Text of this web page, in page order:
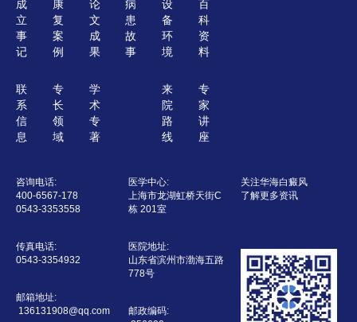
成
立
事
记
联
系
信
息
康
复
案
例
专
长
领
域
论
文
成
果
学
术
专
著
病
患
故
事
设
备
环
境
来
院
路
线
百
科
资
料
专
家
讲
座
咨询电话:
400-6567-178
0543-3353558
传真电话:
0543-3354932
邮箱地址:
136131908@qq.com
医学中心:
上海市龙湖虹桥天街C
栋 201室
医院地址:
山东省滨州市渤海五路
778号
邮政编码:
关注华海白癜风
了解更多资讯